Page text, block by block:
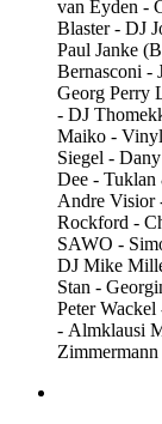
van Eyden -
Blaster - DJ
Paul Janke
Bernasconi -
Georg Perry
- DJ
Maiko -
Siegel -
Dee -
Andre Visior
Rockford -
SAWO -
DJ Mike
Stan -
Peter
- Almklausi